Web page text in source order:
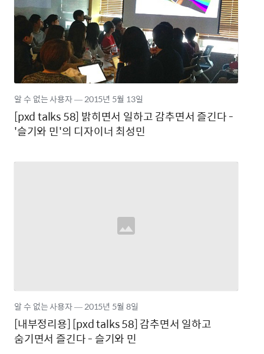
[pxd talks 58] 밝히면서 일하고 감추면서 즐긴다 -
'슬기와 민'의 디자이너 최성민
알 수 없는 사용자―2015년 5월 13일
[내부정리용] [pxd talks 58] 감추면서 일하고
숨기면서 즐긴다 - 슬기와 민
알 수 없는 사용자―2015년 5월 8일